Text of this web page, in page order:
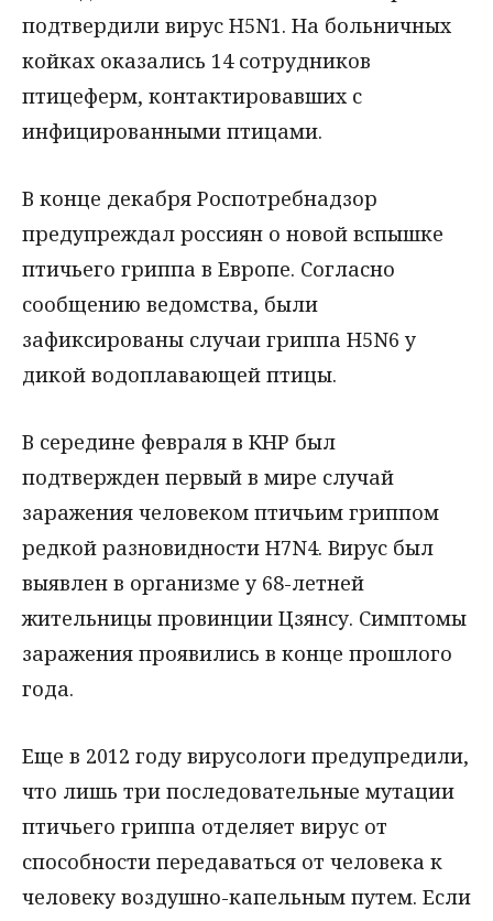
подтвердили вирус H5N1. На больничных
койках оказались 14 сотрудников
птицеферм, контактировавших с
инфицированными птицами.
В конце декабря Роспотребнадзор
предупреждал россиян о новой вспышке
птичьего гриппа в Европе. Согласно
сообщению ведомства, были
зафиксированы случаи гриппа Н5N6 у
дикой водоплавающей птицы.
В середине февраля в КНР был
подтвержден первый в мире случай
заражения человеком птичьим гриппом
редкой разновидности H7N4. Вирус был
выявлен в организме у 68-летней
жительницы провинции Цзянсу. Симптомы
заражения проявились в конце прошлого
года.
Еще в 2012 году вирусологи предупредили,
что лишь три последовательные мутации
птичьего гриппа отделяет вирус от
способности передаваться от человека к
человеку воздушно-капельным путем. Если